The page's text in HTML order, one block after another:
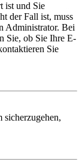
ist und Sie
der Fall ist, muss
Administrator. Bei
Sie, ob Sie Ihre E-
Sie